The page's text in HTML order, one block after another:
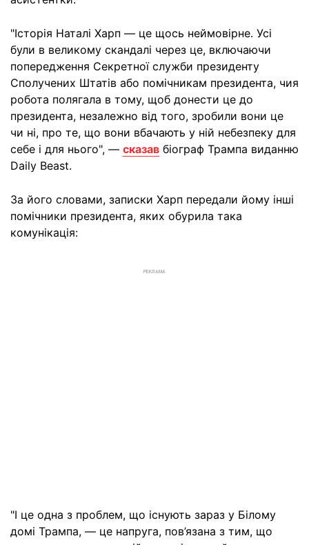
"Історія Наталі Харп — це щось неймовірне. Усі
були в великому скандалі через це, включаючи
попередження Секретної служби президенту
Сполучених Штатів або помічникам президента, чия
робота полягала в тому, щоб донести це до
президента, незалежно від того, зробили вони це
чи ні, про те, що вони вбачають у ній небезпеку для
себе і для нього", — сказав біограф Трампа виданню
Daily Beast.
За його словами, записки Харп передали йому інші
помічники президента, яких обурила така
комунікація:
РЕКЛАМА
"І це одна з проблем, що існують зараз у Білому
домі Трампа, — це напруга, пов’язана з тим, що